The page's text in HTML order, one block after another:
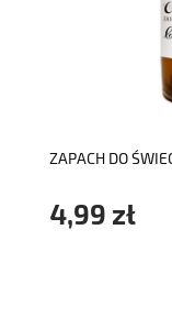
ZAPACH DO
4,99 zł